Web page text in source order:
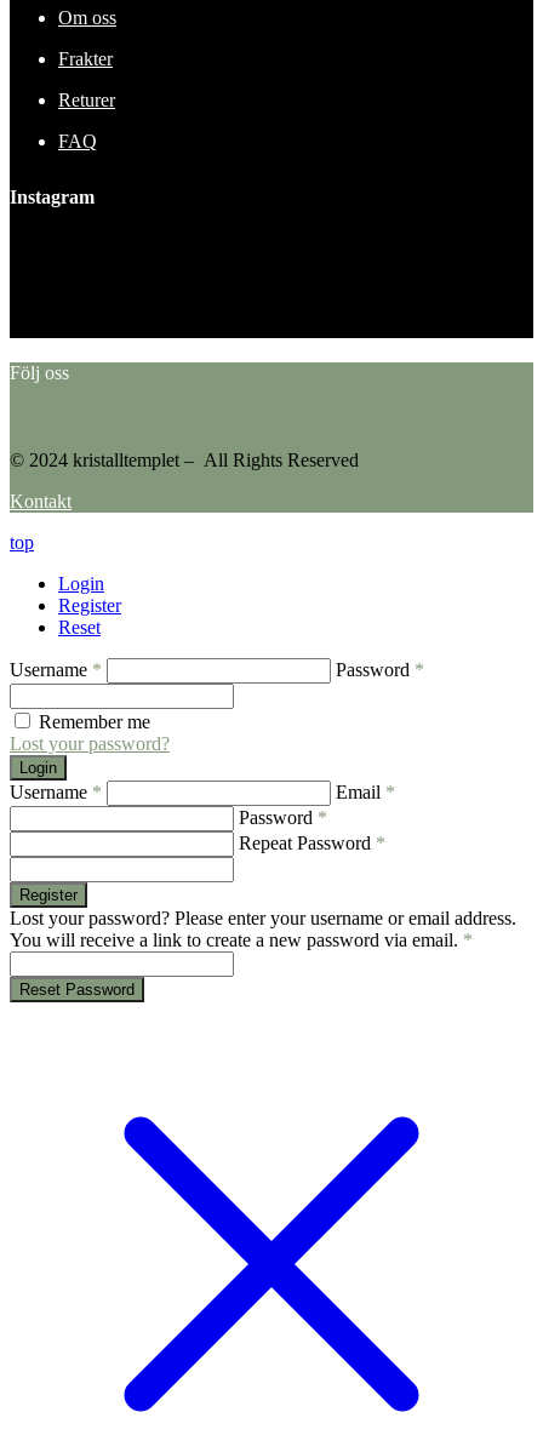
Om oss
Frakter
Returer
FAQ
Instagram
Följ oss
© 2024 kristalltemplet – All Rights Reserved
Kontakt
top
Login
Register
Reset
Username * Password *
Remember me
Lost your password?
Login
Username * Email *
Password *
Repeat Password *
Register
Lost your password? Please enter your username or email address.
You will receive a link to create a new password via email. *
Reset Password